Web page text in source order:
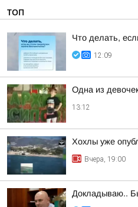
ТОП
Что делать,
12:09
Одна из
13:12
Хохлы уже
Вчера, 19:00
Докладываю..